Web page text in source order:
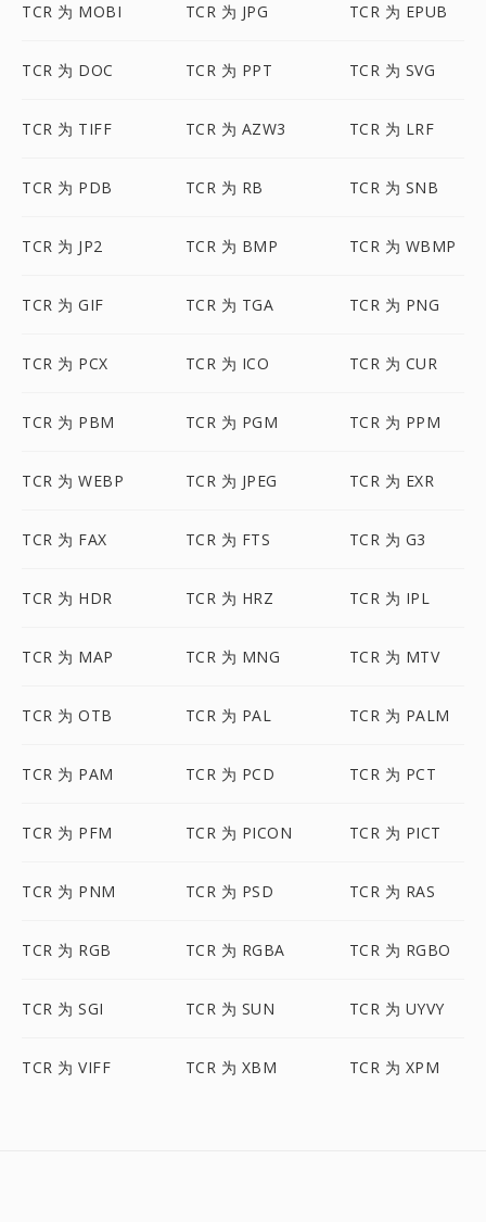
TCR 为 MOBI TCR 为 JPG TCR 为 EPUB
TCR 为 DOC TCR 为 PPT TCR 为 SVG
TCR 为 TIFF TCR 为 AZW3 TCR 为 LRF
TCR 为 PDB TCR 为 RB TCR 为 SNB
TCR 为 JP2 TCR 为 BMP TCR 为 WBMP
TCR 为 GIF TCR 为 TGA TCR 为 PNG
TCR 为 PCX TCR 为 ICO TCR 为 CUR
TCR 为 PBM TCR 为 PGM TCR 为 PPM
TCR 为 WEBP TCR 为 JPEG TCR 为 EXR
TCR 为 FAX TCR 为 FTS TCR 为 G3
TCR 为 HDR TCR 为 HRZ TCR 为 IPL
TCR 为 MAP TCR 为 MNG TCR 为 MTV
TCR 为 OTB TCR 为 PAL TCR 为 PALM
TCR 为 PAM TCR 为 PCD TCR 为 PCT
TCR 为 PFM TCR 为 PICON TCR 为 PICT
TCR 为 PNM TCR 为 PSD TCR 为 RAS
TCR 为 RGB TCR 为 RGBA TCR 为 RGBO
TCR 为 SGI TCR 为 SUN TCR 为 UYVY
TCR 为 VIFF TCR 为 XBM TCR 为 XPM